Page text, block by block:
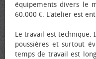
équipements divers le
60.000 €. L'atelier est
Le travail est
poussières et surtout
temps de travail est